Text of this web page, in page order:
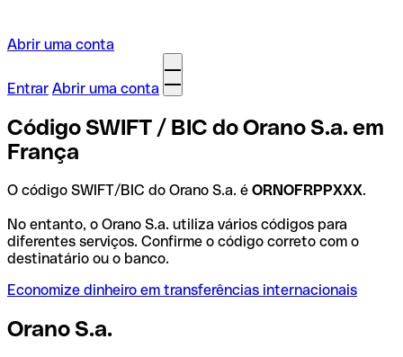
Abrir uma conta
Entrar Abrir uma conta
Código SWIFT / BIC do Orano S.a. em
França
O código SWIFT/BIC do Orano S.a. é ORNOFRPPXXX.
No entanto, o Orano S.a. utiliza vários códigos para
diferentes serviços. Confirme o código correto com o
destinatário ou o banco.
Economize dinheiro em transferências internacionais
Orano S.a.